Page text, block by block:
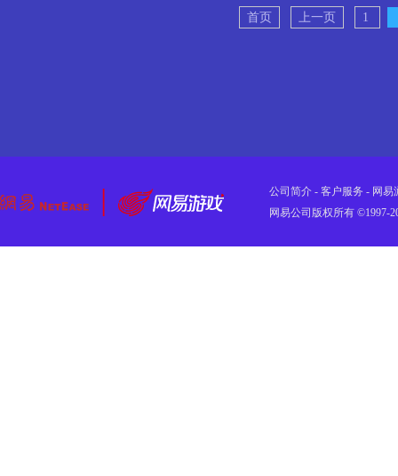
首页 上一页 1
公司简介 - 客户服务 - 网易
网易公司版权所有 ©1997-